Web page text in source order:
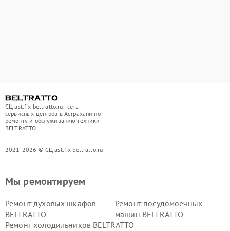
СЦ ast.fix-beltratto.ru - сеть
сервисных центров в Астрахани по
ремонту и обслуживанию техники
BELTRATTO
2021-2026 © СЦ ast.fix-beltratto.ru
Мы ремонтируем
Ремонт духовых шкафов
BELTRATTO
Ремонт посудомоечных
машин BELTRATTO
Ремонт холодильников BELTRATTO